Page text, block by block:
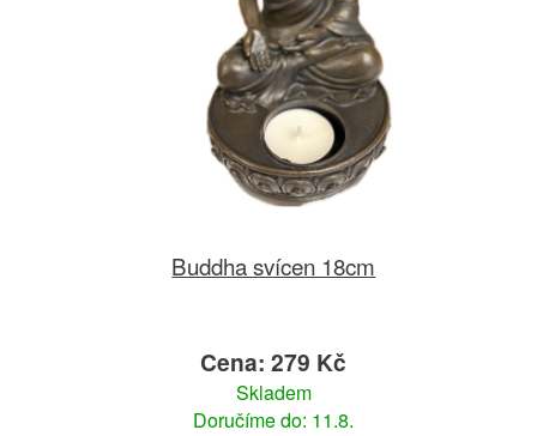
Buddha svícen 18cm
Cena: 279 Kč
Skladem
Doručíme do: 11.8.